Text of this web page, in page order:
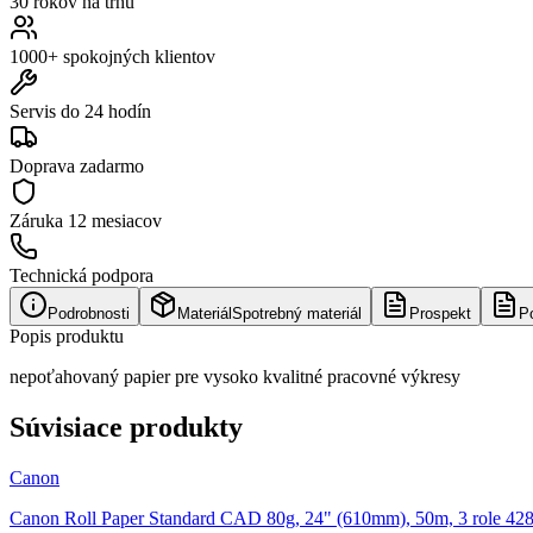
1000+ spokojných klientov
Servis do 24 hodín
Doprava zadarmo
Záruka 12 mesiacov
Technická podpora
Podrobnosti Materiál Spotrebný materiál Prospekt
Popis produktu
nepoťahovaný papier pre vysoko kvalitné pracovné výkresy
Súvisiace produkty
Canon
Canon Roll Paper Standard CAD 80g, 24" (610mm), 50m, 3 role